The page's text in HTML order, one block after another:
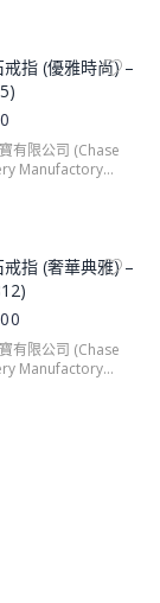
指 (優雅時尚) –
有限公司 (Chase
Manufactory
指 (奢華典雅) –
有限公司 (Chase
Manufactory